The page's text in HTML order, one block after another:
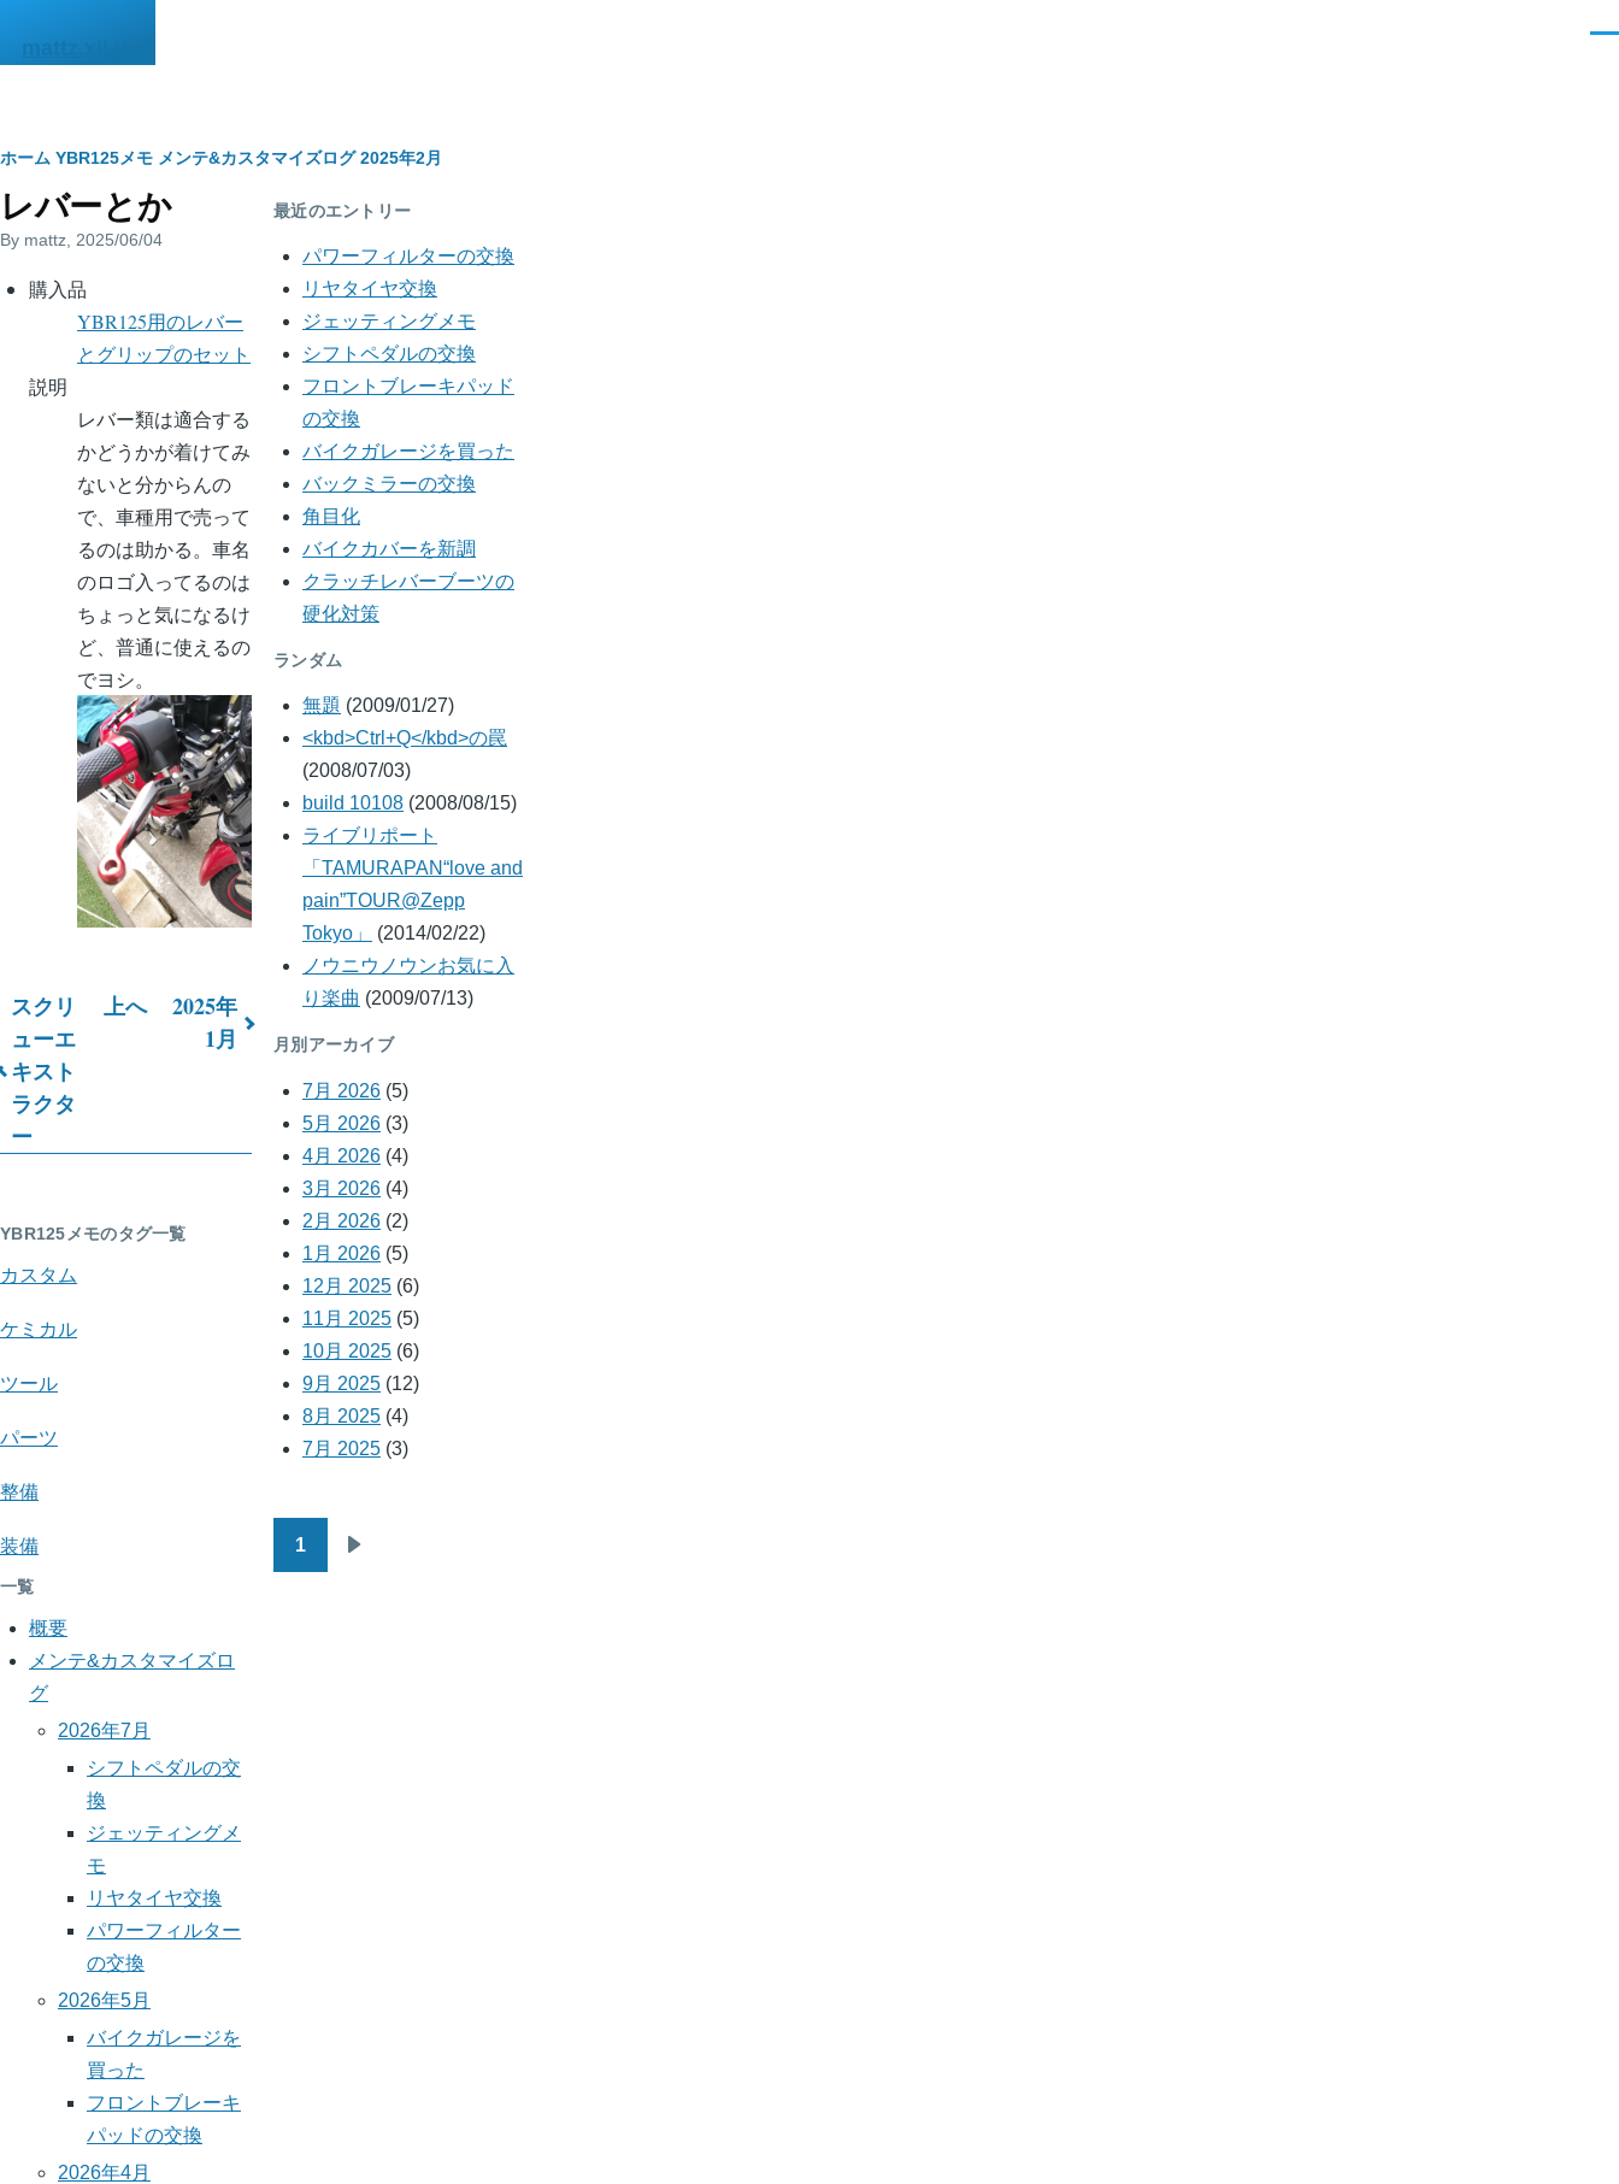
mattz.xii.jp
パ
ン
く
ず
ホーム YBR125メモ メンテ&カスタマイズログ 2025年2月
レバーとか
By mattz , 2025/06/04
body
購入品
YBR125用のレバー
とグリップのセット
説明
レバー類は適合する
かどうかが着けてみ
ないと分からんの
で、車種用で売って
るのは助かる。車名
のロゴ入ってるのは
ちょっと気になるけ
ど、普通に使えるの
でヨシ。
ブ
ッ
ク
ク:
YBR125
メ
スクリ
ューエ
キスト
ラクタ
ー
上へ
2025年
1月
YBR125メモのタグ一覧
カスタム
ケミカル
ツール
パーツ
整備
装備
一覧
概要
メンテ&カスタマイズロ
グ
2026年7月
シフトペダルの交
換
ジェッティングメ
モ
リヤタイヤ交換
パワーフィルター
の交換
2026年5月
バイクガレージを
買った
フロントブレーキ
パッドの交換
2026年4月
最近のエントリー
パワーフィルターの交換
リヤタイヤ交換
ジェッティングメモ
シフトペダルの交換
フロントブレーキパッド
の交換
バイクガレージを買った
バックミラーの交換
角目化
バイクカバーを新調
クラッチレバーブーツの
硬化対策
ランダム
無題 (2009/01/27)
<kbd>Ctrl+Q</kbd>の罠
(2008/07/03)
build 10108 (2008/08/15)
ライブリポート
「TAMURAPAN“love and
pain”TOUR@Zepp
Tokyo」
(2014/02/22)
ノウニウノウンお気に入
り楽曲 (2009/07/13)
月別アーカイブ
7月 2026 (5)
5月 2026 (3)
4月 2026 (4)
3月 2026 (4)
2月 2026 (2)
1月 2026 (5)
12月 2025 (6)
11月 2025 (5)
10月 2025 (6)
9月 2025 (12)
8月 2025 (4)
7月 2025 (3)
1